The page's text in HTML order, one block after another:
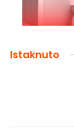
Istaknuto